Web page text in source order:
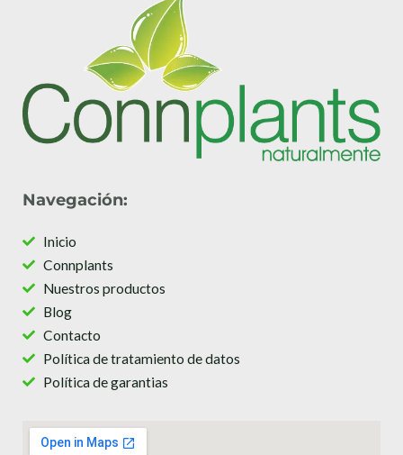
Navegación:
Inicio
Connplants
Nuestros productos
Blog
Contacto
Política de tratamiento de datos
Política de garantias